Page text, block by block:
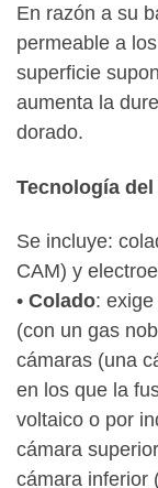
En razón a su
permeable a
superficie
aumenta la
dorado.
Tecnología
Se incluye:
CAM) y
• Colado:
(con un gas
cámaras (una
en los que la
voltaico o por
cámara
cámara inferior